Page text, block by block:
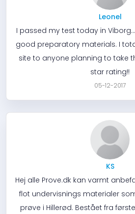
Leonel
I passed my test today in
good preparatory materials. I
site to anyone planning to take
star rating!!
05-12-2017
KS
Hej alle Prove.dk kan varmt
flot undervisnings materialer
prøve i Hillerød. Bestået fra